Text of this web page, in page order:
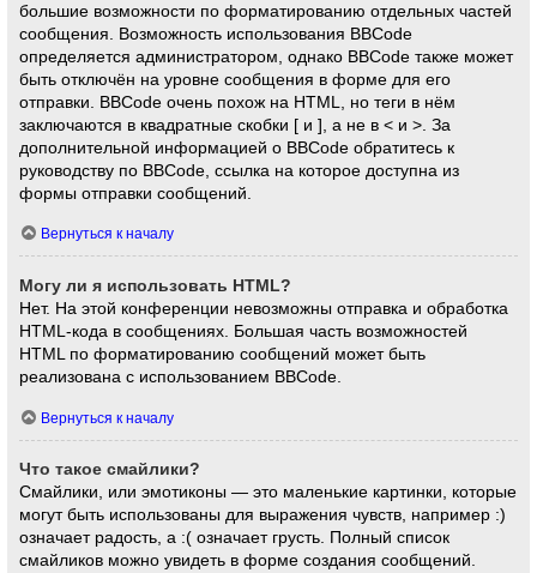
большие возможности по форматированию отдельных частей
сообщения. Возможность использования BBCode
определяется администратором, однако BBCode также может
быть отключён на уровне сообщения в форме для его
отправки. BBCode очень похож на HTML, но теги в нём
заключаются в квадратные скобки [ и ], а не в < и >. За
дополнительной информацией о BBCode обратитесь к
руководству по BBCode, ссылка на которое доступна из
формы отправки сообщений.
Вернуться к началу
Могу ли я использовать HTML?
Нет. На этой конференции невозможны отправка и обработка
HTML-кода в сообщениях. Большая часть возможностей
HTML по форматированию сообщений может быть
реализована с использованием BBCode.
Вернуться к началу
Что такое смайлики?
Смайлики, или эмотиконы — это маленькие картинки, которые
могут быть использованы для выражения чувств, например :)
означает радость, а :( означает грусть. Полный список
смайликов можно увидеть в форме создания сообщений.